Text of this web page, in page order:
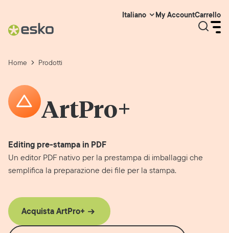
Italiano My AccountCarrello
Home Prodotti
ArtPro+
Editing pre-stampa in PDF
Un editor PDF nativo per la prestampa di imballaggi che
semplifica la preparazione dei file per la stampa.
Acquista ArtPro+